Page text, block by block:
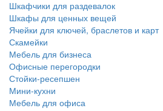
Шкафчики для раздевалок
Шкафы для ценных вещей
Ячейки для ключей, браслетов и карт
Скамейки
Мебель для бизнеса
Офисные перегородки
Стойки-ресепшен
Мини-кухни
Мебель для офиса